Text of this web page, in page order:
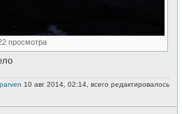
просмотра
10 авг 2014, 02:14, всего редактировалось